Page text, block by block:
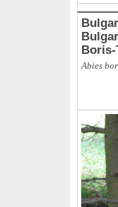
Boris-
Abies